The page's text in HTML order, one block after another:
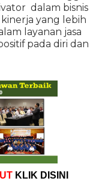
dalam bisnis
yang lebih
layanan jasa
pada diri dan
KLIK DISINI